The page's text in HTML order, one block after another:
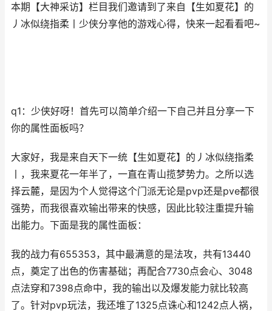
本期【大神采访】栏目我们邀请到了来自【生如夏花】的
丿冰似绕指柔丨少侠分享他的游戏心得，快来一起看看吧~
q1：少侠好呀！首先可以简单介绍一下自己并且分享一下
你的属性面板吗？
大家好，我是来自天下一统【生如夏花】的丿冰似绕指柔
丨，我来夏花一年半了，一直在青山揽梦势力。之所以选
择云麓，是因为个人觉得这个门派无论是pvp还是pve都很
强势，而我很喜欢输出带来的快感，因此比较注重提升输
出能力。下面是我的属性面板：
我的战力有655353，其中最满意的是法攻，共有13440
点，奠定了出色的伤害基础；再配合7730点会心、3048
点法穿和7398点命中，我的输出以及爆发能力就比较高
了。针对pvp玩法，我还堆了1325点诛心和1242点人祸，